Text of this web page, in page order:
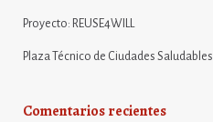
Proyecto: REUSE4WILL
Plaza Técnico de Ciudades Saludables
Comentarios recientes